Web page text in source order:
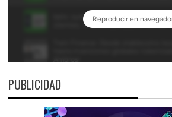
PUBLICIDAD